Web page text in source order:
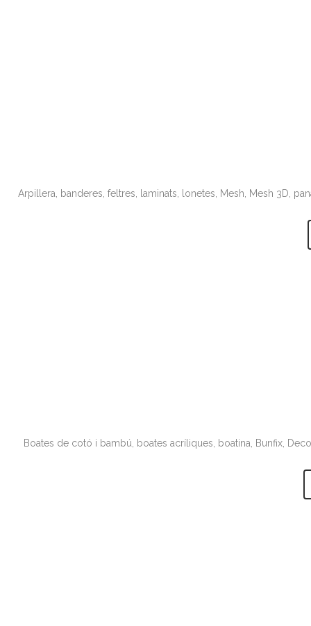
Arpillera, banderes, feltres, laminats, lonetes, Mesh, Mesh 3D,
Boates de cotó i bambú, boates acríliques, boatina, Bunfix,